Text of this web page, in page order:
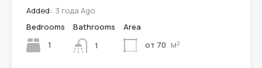
Added: 3 года Ago
Bedrooms
1
Bathrooms
1
Area
от 70 м²